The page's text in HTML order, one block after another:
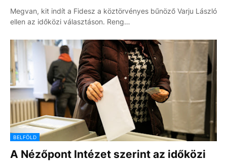
Megvan, kit indít a Fidesz a köztörvényes bűnöző Varju László
ellen az időközi választáson. Reng…
BELFÖLD
A Nézőpont Intézet szerint az időközi